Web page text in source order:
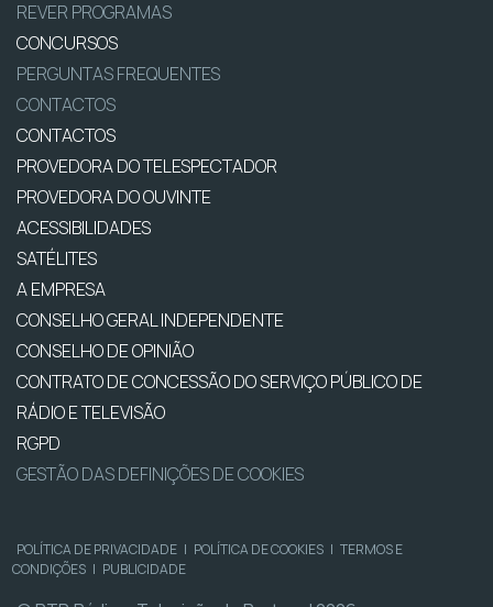
REVER PROGRAMAS
CONCURSOS
PERGUNTAS FREQUENTES
CONTACTOS
CONTACTOS
PROVEDORA DO TELESPECTADOR
PROVEDORA DO OUVINTE
ACESSIBILIDADES
SATÉLITES
A EMPRESA
CONSELHO GERAL INDEPENDENTE
CONSELHO DE OPINIÃO
CONTRATO DE CONCESSÃO DO SERVIÇO PÚBLICO DE
RÁDIO E TELEVISÃO
RGPD
GESTÃO DAS DEFINIÇÕES DE COOKIES
POLÍTICA DE PRIVACIDADE | POLÍTICA DE COOKIES | TERMOS E
CONDIÇÕES | PUBLICIDADE